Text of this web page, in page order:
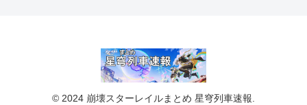
© 2024 崩壊スターレイルまとめ 星穹列車速報.